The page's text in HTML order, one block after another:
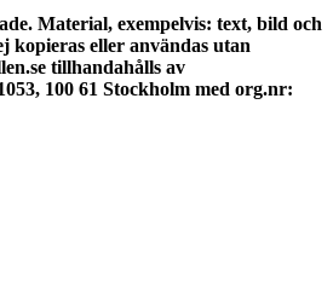
Material, exempelvis: text, bild och
kopieras eller användas utan
tillhandahålls av
100 61 Stockholm med org.nr: